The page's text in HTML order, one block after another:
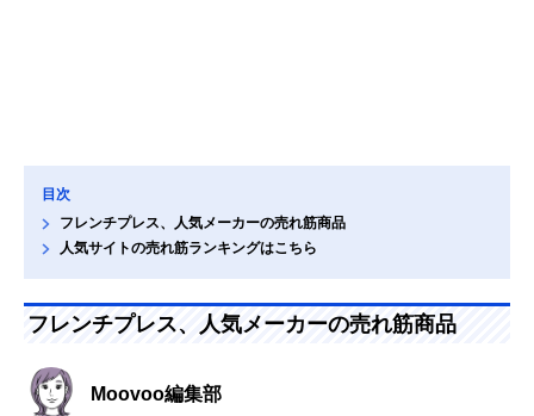
目次
フレンチプレス、人気メーカーの売れ筋商品
人気サイトの売れ筋ランキングはこちら
フレンチプレス、人気メーカーの売れ筋商品
Moovoo編集部